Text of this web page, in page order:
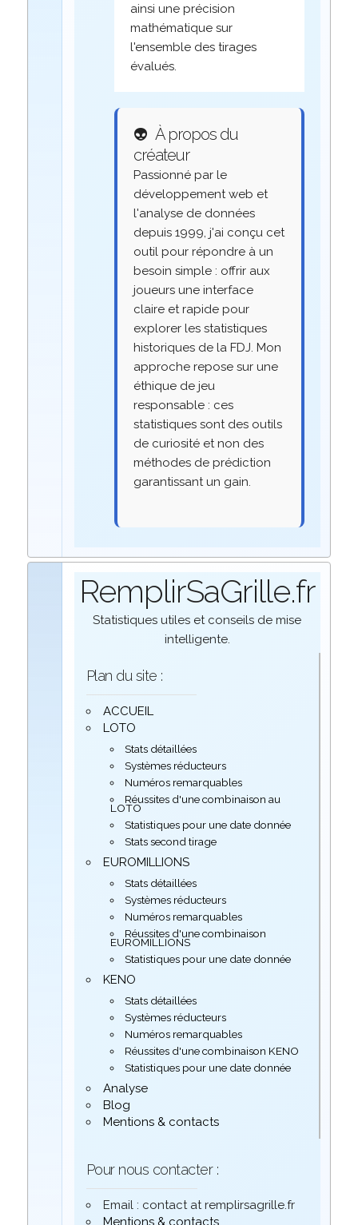
ainsi une précision
mathématique sur
l'ensemble des tirages
évalués.
👽 À propos du
créateur
Passionné par le
développement web et
l'analyse de données
depuis 1999, j'ai conçu cet
outil pour répondre à un
besoin simple : offrir aux
joueurs une interface
claire et rapide pour
explorer les statistiques
historiques de la FDJ. Mon
approche repose sur une
éthique de jeu
responsable : ces
statistiques sont des outils
de curiosité et non des
méthodes de prédiction
garantissant un gain.
RemplirSaGrille.fr
Statistiques utiles et conseils de mise
intelligente.
Plan du site :
ACCUEIL
LOTO
Stats détaillées
Systèmes réducteurs
Numéros remarquables
Réussites d'une combinaison au
LOTO
Statistiques pour une date donnée
Stats second tirage
EUROMILLIONS
Stats détaillées
Systèmes réducteurs
Numéros remarquables
Réussites d'une combinaison
EUROMILLIONS
Statistiques pour une date donnée
KENO
Stats détaillées
Systèmes réducteurs
Numéros remarquables
Réussites d'une combinaison KENO
Statistiques pour une date donnée
Analyse
Blog
Mentions & contacts
Pour nous contacter :
Email : contact at remplirsagrille.fr
Mentions & contacts